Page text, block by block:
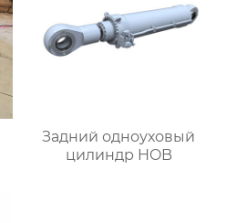
Задний одноуховый
цилиндр HOB